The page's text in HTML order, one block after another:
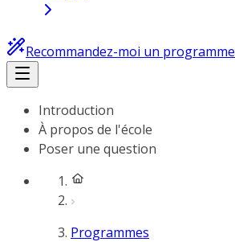
Recommandez-moi un programme
Introduction
À propos de l'école
Poser une question
Programmes